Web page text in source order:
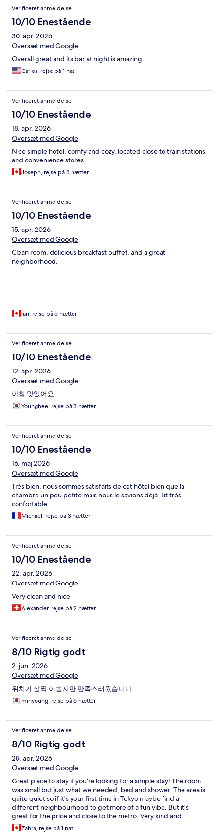
Verificeret anmeldelse
10/10 Enestående
30. apr. 2026
Oversæt med Google
Overall great and its bar at night is amazing
Carlos, rejse på 1 nat
Verificeret anmeldelse
10/10 Enestående
18. apr. 2026
Oversæt med Google
Nice simple hotel, comfy and cozy, located close to train stations
and convenience stores
Joseph, rejse på 3 nætter
Verificeret anmeldelse
10/10 Enestående
15. apr. 2026
Oversæt med Google
Clean room, delicious breakfast buffet, and a great
neighborhood.
Ian, rejse på 5 nætter
Verificeret anmeldelse
10/10 Enestående
12. apr. 2026
Oversæt med Google
아침 맛있어요
Younghee, rejse på 3 nætter
Verificeret anmeldelse
10/10 Enestående
16. maj 2026
Oversæt med Google
Très bien, nous sommes satisfaits de cet hôtel bien que la
chambre un peu petite mais nous le savions déjà. Lit très
confortable.
Michael, rejse på 3 nætter
Verificeret anmeldelse
10/10 Enestående
22. apr. 2026
Oversæt med Google
Very clean and nice
Alexander, rejse på 2 nætter
Verificeret anmeldelse
8/10 Rigtig godt
2. jun. 2026
Oversæt med Google
위치가 살짝 아쉽지만 만족스러웠습니다.
minyoung, rejse på 6 nætter
Verificeret anmeldelse
8/10 Rigtig godt
28. apr. 2026
Oversæt med Google
Great place to stay if you're looking for a simple stay! The room
was small but just what we needed; bed and shower. The area is
quite quiet so if it's your first time in Tokyo maybe find a
different neighbourhood to get more of a fun vibe. But it's
great for the price and close to the metro. Very kind and
accommodating staff!
Zahra, rejse på 1 nat